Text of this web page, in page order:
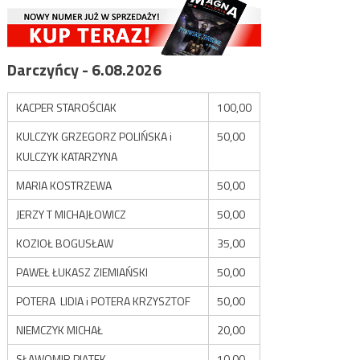
Darczyńcy - 6.08.2026
KACPER STAROŚCIAK
100,00
KULCZYK GRZEGORZ POLIŃSKA i
KULCZYK KATARZYNA
50,00
MARIA KOSTRZEWA
50,00
JERZY T MICHAJŁOWICZ
50,00
KOZIOŁ BOGUSŁAW
35,00
PAWEŁ ŁUKASZ ZIEMIAŃSKI
50,00
POTERA LIDIA i POTERA KRZYSZTOF
50,00
NIEMCZYK MICHAŁ
20,00